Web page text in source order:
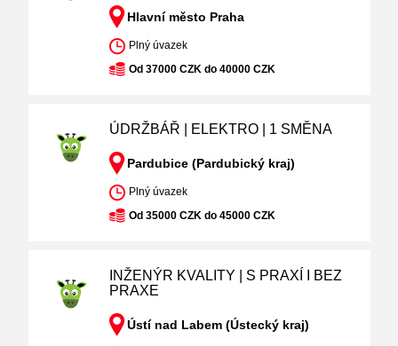
Hlavní město Praha
Plný úvazek
Od 37000 CZK do 40000 CZK
ÚDRŽBÁŘ | ELEKTRO | 1 SMĚNA
Pardubice (Pardubický kraj)
Plný úvazek
Od 35000 CZK do 45000 CZK
INŽENÝR KVALITY | S PRAXÍ I BEZ
PRAXE
Ústí nad Labem (Ústecký kraj)